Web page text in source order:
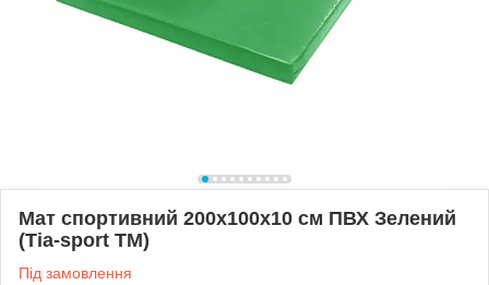
Мат спортивний 200х100х10 см ПВХ Зелений
(Тia-sport ТМ)
Під замовлення